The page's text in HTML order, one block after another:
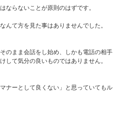
ならないことが原則のはずです。
んて方を見た事はありませんでした。
のまま会話をし始め、しかも電話の相手
して気分の良いものではありません。
ナーとして良くない」と思っていてもル